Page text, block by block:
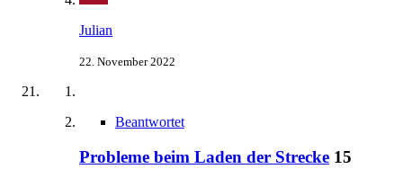
Julian
22. November 2022
Beantwortet
Probleme beim Laden der Strecke 15